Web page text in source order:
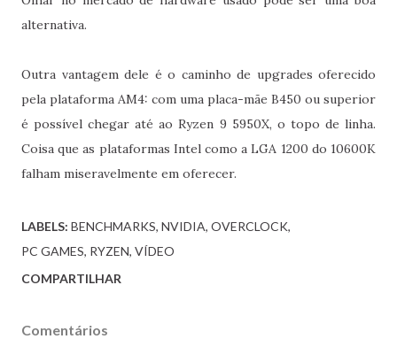
alternativa.
Outra vantagem dele é o caminho de upgrades oferecido
pela plataforma AM4: com uma placa-mãe B450 ou superior
é possível chegar até ao Ryzen 9 5950X, o topo de linha.
Coisa que as plataformas Intel como a LGA 1200 do 10600K
falham miseravelmente em oferecer.
LABELS: BENCHMARKS NVIDIA OVERCLOCK
PC GAMES RYZEN VÍDEO
COMPARTILHAR
Comentários